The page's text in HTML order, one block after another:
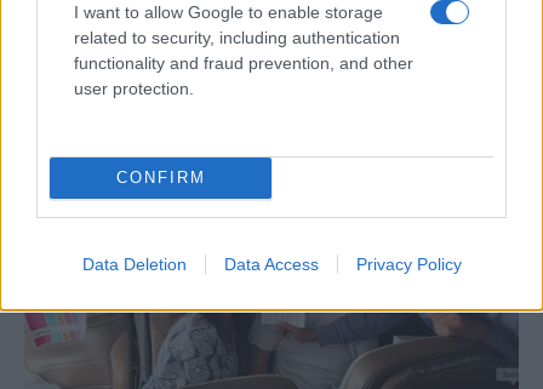
I want to allow Google to enable storage
related to security, including authentication
functionality and fraud prevention, and other
user protection.
CONFIRM
Data Deletion Data Access Privacy Policy